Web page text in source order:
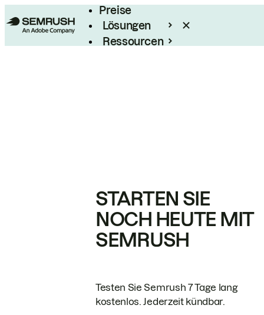
Preise
Lösungen
Ressourcen
STARTEN SIE
NOCH HEUTE MIT
SEMRUSH
Testen Sie Semrush 7 Tage lang
kostenlos. Jederzeit kündbar.